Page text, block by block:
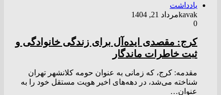
یادداشت
kavakمرداد 21, 1404
0
کرج: مقصدی ایده‌آل برای زندگی خانوادگی و
ثبت خاطرات ماندگار
مقدمه: کرج، که زمانی به عنوان حومه کلانشهر تهران
شناخته می‌شد، در دهه‌های اخیر هویت مستقل خود را به
عنوان…